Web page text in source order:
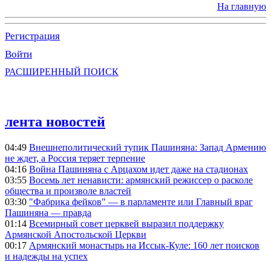
На главную
Регистрация
Войти
РАСШИРЕННЫЙ ПОИСК
лента новостей
04:49 Внешнеполитический тупик Пашиняна: Запад Армению
не ждет, а Россия теряет терпение
04:16 Война Пашиняна с Арцахом идет даже на стадионах
03:55 Восемь лет ненависти: армянский режиссер о расколе
общества и произволе властей
03:30 "Фабрика фейков" — в парламенте или Главный враг
Пашиняна — правда
01:14 Всемирный совет церквей выразил поддержку
Армянской Апостольской Церкви
00:17 Армянский монастырь на Иссык-Куле: 160 лет поисков
и надежды на успех